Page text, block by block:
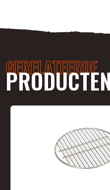
GERELATEERDE
PRODUCTEN